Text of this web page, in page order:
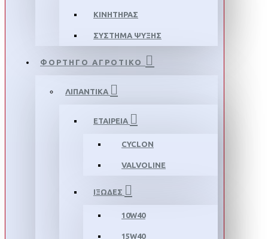
ΚΙΝΗΤΗΡΑΣ
ΣΥΣΤΗΜΑ ΨΥΞΗΣ
ΦΟΡΤΗΓΟ ΑΓΡΟΤΙΚΟ
ΛΙΠΑΝΤΙΚΑ
ΕΤΑΙΡΕΙΑ
CYCLON
VALVOLINE
ΙΞΩΔΕΣ
10W40
15W40